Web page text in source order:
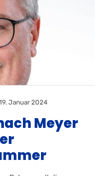
Januar 2024
Meyer